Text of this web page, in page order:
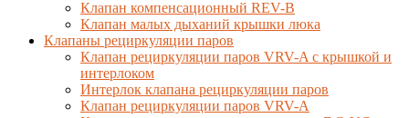
Клапан компенсационный REV-B
Клапан малых дыханий крышки люка
Клапаны рециркуляции паров
Клапан рециркуляции паров VRV-A с крышкой и
интерлоком
Интерлок клапана рециркуляции паров
Клапан рециркуляции паров VRV-A